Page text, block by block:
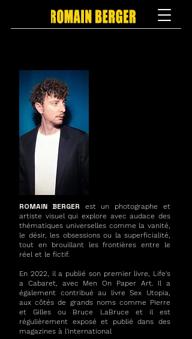
ROMAIN BERGER est un photographe et
artiste visuel qui explore avec audace des
thématiques universelles comme la vanité,
le désir, les obsessions ou la superficialité,
tout en brouillant les frontières entre le
réel et le fictif.
En 2022, il a publié son premier livre, Life's
a Cabaret, avec Men On Paper Art. Il a
également contribué au livre Sex Utopia,
aux côtés de grands noms comme Pierre
et Gilles ou Bruce LaBruce et il est
régulièrement exposé et publié dans des
magazines à l'international